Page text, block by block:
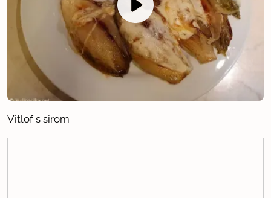
Vitlof s sirom